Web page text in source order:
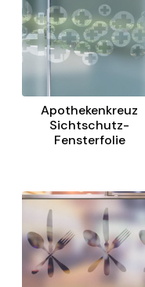
Apothekenkreuz
Sichtschutz-
Fensterfolie